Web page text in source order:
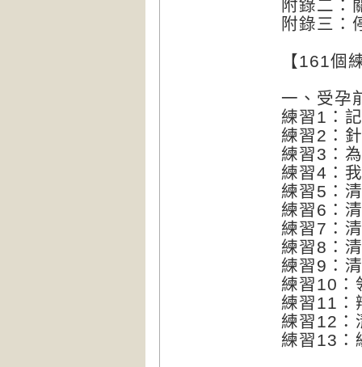
附錄二：
附錄三：
【161個
一、受孕
練習1：
練習2：
練習3：
練習4：
練習5：
練習6：
練習7：
練習8：
練習9：
練習10：
練習11：
練習12：
練習13：